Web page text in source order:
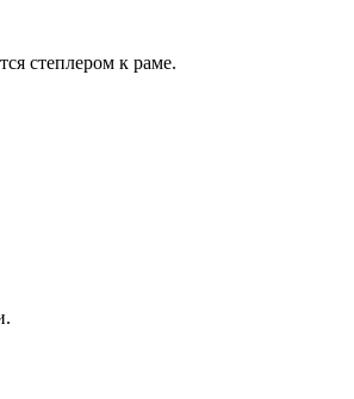
степлером к раме.